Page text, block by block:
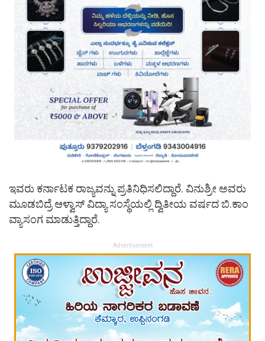
ಇವರು ಕರ್ನಾಟಕ ರಾಜ್ಯವನ್ನು ಪ್ರತಿನಿಧಿಸಲಿದ್ದಾರೆ. ವಿನುಶ್ರೀ ಅವರು
ಮೂಡಬಿದ್ರೆ ಆಳ್ವಾಸ್ ವಿದ್ಯಾ ಸಂಸ್ಥೆಯಲ್ಲಿ ದ್ವಿತೀಯ ವರ್ಷದ ಬಿ.ಕಾಂ
ವ್ಯಾಸಂಗ ಮಾಡುತ್ತಿದ್ದಾರೆ.
Advertisement